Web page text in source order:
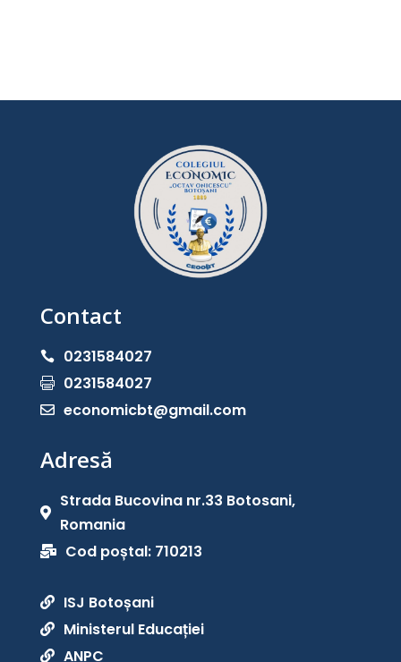
Contact
 0231584027
 0231584027
 economicbt@gmail.com
Adresă

Strada Bucovina nr.33 Botosani,
Romania
 Cod poștal: 710213
 ISJ Botoșani
 Ministerul Educației
 ANPC